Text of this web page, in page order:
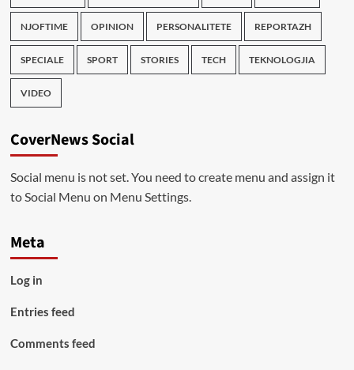
NJOFTIME OPINION PERSONALITETE REPORTAZH
SPECIALE SPORT STORIES TECH TEKNOLOGJIA
VIDEO
CoverNews Social
Social menu is not set. You need to create menu and assign it
to Social Menu on Menu Settings.
Meta
Log in
Entries feed
Comments feed